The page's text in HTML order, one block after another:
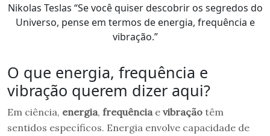
Nikolas Teslas “Se você quiser descobrir os segredos do
Universo, pense em termos de energia, frequência e
vibração.”
O que energia, frequência e
vibração querem dizer aqui?
Em ciência, energia, frequência e vibração têm
sentidos específicos. Energia envolve capacidade de